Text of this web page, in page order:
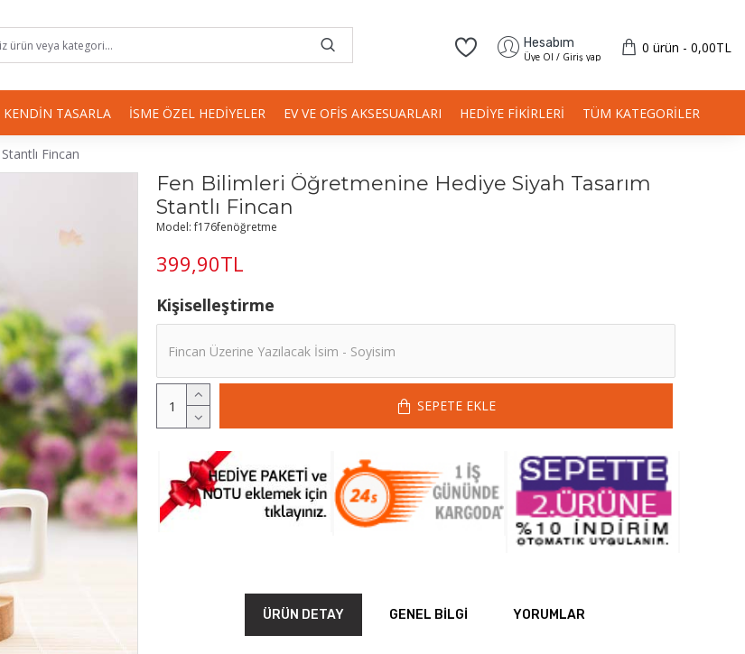
Hesabım
Üye Ol / Giriş yap
0 ürün - 0,00TL
KENDIN TASARLA İSME ÖZEL HEDIYELER EV VE OFIS AKSESUARLARI HEDIYE FIKIRLERI TÜM KATEGORILER
Fincan
Fen Bilimleri Öğretmenine Hediye Siyah Tasarım
Stantlı Fincan
399,90TL
Model: f176fenöğretme
Kişiselleştirme
SEPETE EKLE
ÜRÜN DETAY GENEL BILGI YORUMLAR